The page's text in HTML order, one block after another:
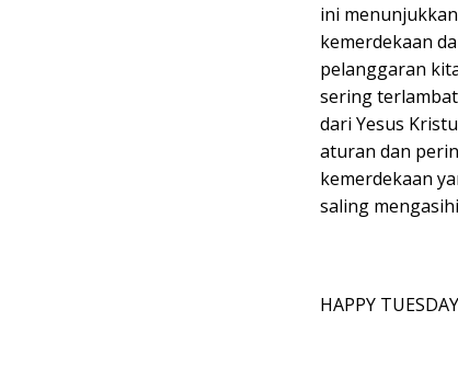
ini
kemerdekaan
pelanggaran
sering
dari Yesus
aturan dan
kemerdekaan
saling
HAPPY TUESDAY